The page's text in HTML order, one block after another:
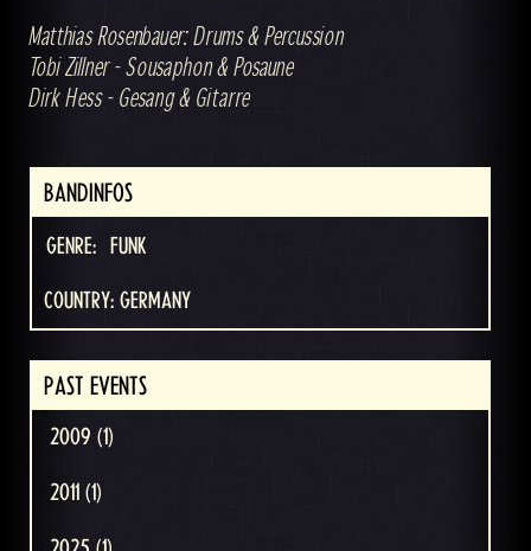
Matthias Rosenbauer: Drums & Percussion
Tobi Zillner - Sousaphon & Posaune
Dirk Hess - Gesang & Gitarre
BANDINFOS
GENRE: FUNK
COUNTRY: GERMANY
PAST EVENTS
2009 (1)
2011 (1)